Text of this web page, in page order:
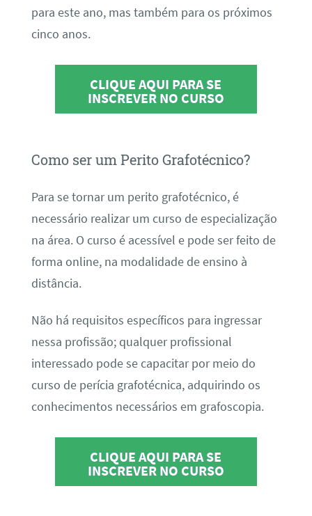
para este ano, mas também para os próximos
cinco anos.
CLIQUE AQUI PARA SE
INSCREVER NO CURSO
Como ser um Perito Grafotécnico?
Para se tornar um perito grafotécnico, é
necessário realizar um curso de especialização
na área. O curso é acessível e pode ser feito de
forma online, na modalidade de ensino à
distância.
Não há requisitos específicos para ingressar
nessa profissão; qualquer profissional
interessado pode se capacitar por meio do
curso de perícia grafotécnica, adquirindo os
conhecimentos necessários em grafoscopia.
CLIQUE AQUI PARA SE
INSCREVER NO CURSO